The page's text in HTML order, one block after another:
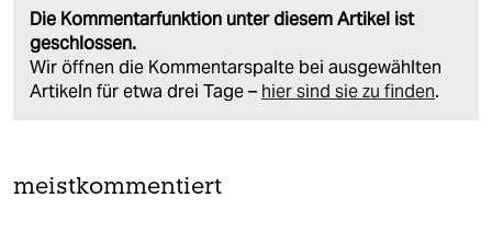
Die Kommentarfunktion unter diesem Artikel ist
geschlossen.
Wir öffnen die Kommentarspalte bei ausgewählten
Artikeln für etwa drei Tage – hier sind sie zu finden.
meistkommentiert